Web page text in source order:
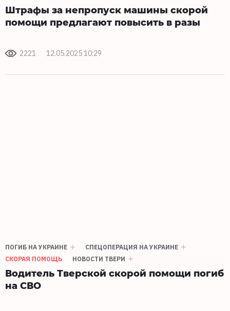
Штрафы за непропуск машины скорой
помощи предлагают повысить в разы
2221 12.05.2025 10:29
ПОГИБ НА УКРАИНЕ
СПЕЦОПЕРАЦИЯ НА УКРАИНЕ
СКОРАЯ ПОМОЩЬ
НОВОСТИ ТВЕРИ
Водитель Тверской скорой помощи погиб
на СВО